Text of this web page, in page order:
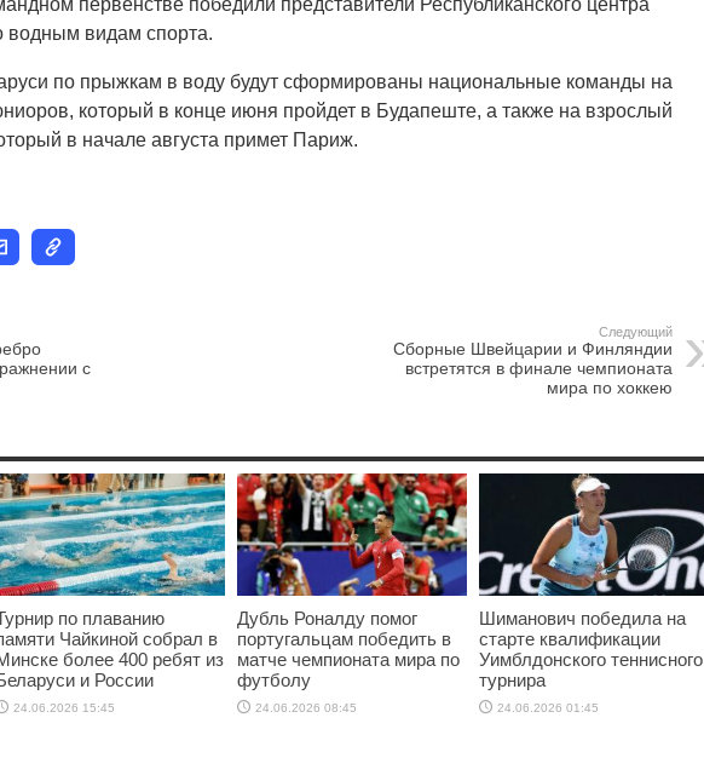
первенстве победили представители Республиканского центра
водным видам спорта.
по прыжкам в воду будут сформированы национальные команды на
который в конце июня пройдет в Будапеште, а также на взрослый
в начале августа примет Париж.
с
Следующий
Сборные Швейцарии и Финляндии
встретятся в финале чемпионата
мира по хоккею
по плаванию
Чайкиной собрал в
более 400 ребят из
и России
24.06.2026 15:45
Дубль Роналду помог
португальцам победить в
матче чемпионата мира по
футболу
24.06.2026 08:45
Шиманович победила на
старте квалификации
Уимблдонского теннисного
турнира
24.06.2026 01:45